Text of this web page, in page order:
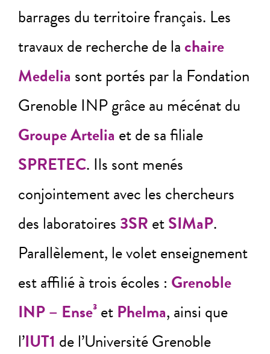
barrages du territoire français. Les
travaux de recherche de lachaire
Medelia sont portés par la Fondation
Grenoble INP grâce au mécénat du
Groupe Artelia et de sa filiale
SPRETEC. Ils sont menés
conjointement avec les chercheurs
des laboratoires 3SR etSIMaP.
Parallèlement, le volet enseignement
est affilié à trois écoles : Grenoble
INP – Ense³et Phelma, ainsi que
l’IUT1 de l’Université Grenoble